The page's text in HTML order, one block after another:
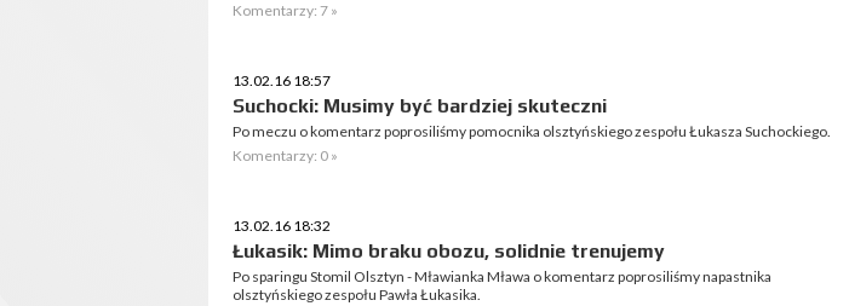
Komentarzy: 7 »
13.02.16 18:57
Suchocki: Musimy być bardziej skuteczni
Po meczu o komentarz poprosiliśmy pomocnika olsztyńskiego zespołu Łukasza Suchockiego.
Komentarzy: 0 »
13.02.16 18:32
Łukasik: Mimo braku obozu, solidnie trenujemy
Po sparingu Stomil Olsztyn - Mławianka Mława o komentarz poprosiliśmy napastnika
olsztyńskiego zespołu Pawła Łukasika.